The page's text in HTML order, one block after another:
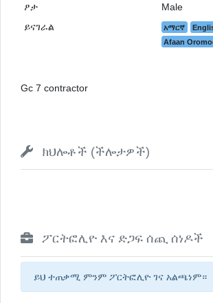
ፆታ
Male
ይናገራል
አማርኛ
Afaan
Gc 7 contractor
ክህሎቶች (ችሎታዎች)
ፖርትፎሊዮ እና ድጋፍ ሰጪ ሰነዶች
ይህ ተጠቃሚ ምንም ፖርትፎሊዮ ገና አልጫነም።